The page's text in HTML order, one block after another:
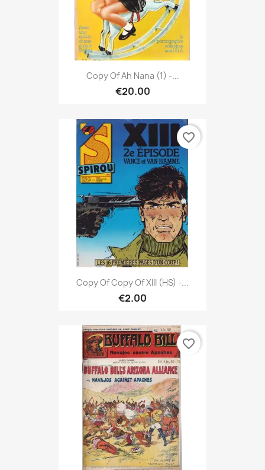
Copy Of Ah Nana (1) -...
€20.00
Copy Of Copy Of XIII (HS) -...
€2.00
favorite_border
favorite_border